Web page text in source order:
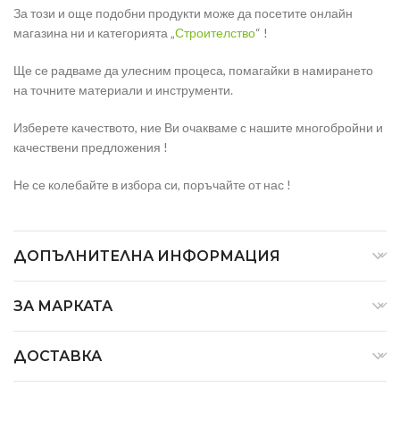
За този и още подобни продукти може да посетите онлайн
магазина ни и категорията „Строителство“ !
Ще се радваме да улесним процеса, помагайки в намирането
на точните материали и инструменти.
Изберете качеството, ние Ви очакваме с нашите многобройни и
качествени предложения !
Не се колебайте в избора си, поръчайте от нас !
ДОПЪЛНИТЕЛНА ИНФОРМАЦИЯ
ЗА МАРКАТА
ДОСТАВКА